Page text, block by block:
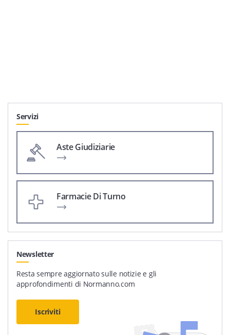
Servizi
Aste Giudiziarie
Farmacie Di Turno
Newsletter
Resta sempre aggiornato sulle notizie e gli
approfondimenti di Normanno.com
Iscriviti